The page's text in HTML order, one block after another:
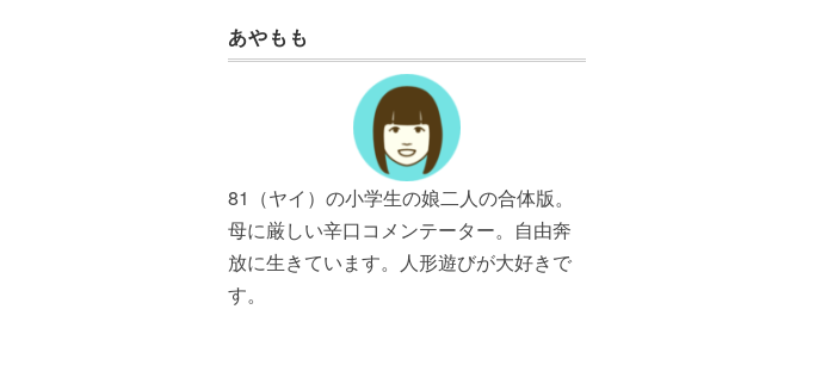
あやもも
81（ヤイ）の小学生の娘二人の合体版。
母に厳しい辛口コメンテーター。自由奔
放に生きています。人形遊びが大好きで
す。